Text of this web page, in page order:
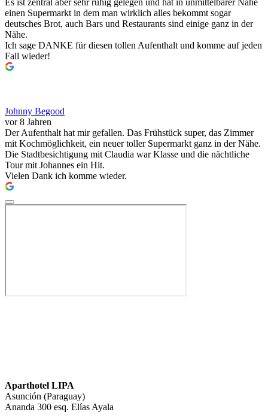
Es ist zentral aber sehr ruhig gelegen und hat in unmittelbarer Nähe
einen Supermarkt in dem man wirklich alles bekommt sogar
deutsches Brot, auch Bars und Restaurants sind einige ganz in der
Nähe.
Ich sage DANKE für diesen tollen Aufenthalt und komme auf jeden
Fall wieder!
Johnny Begood
vor 8 Jahren
Der Aufenthalt hat mir gefallen. Das Frühstück super, das Zimmer
mit Kochmöglichkeit, ein neuer toller Supermarkt ganz in der Nähe.
Die Stadtbesichtigung mit Claudia war Klasse und die nächtliche
Tour mit Johannes ein Hit.
Vielen Dank ich komme wieder.
Aparthotel LIPA
Asunción (Paraguay)
Ananda 300 esq. Elías Ayala